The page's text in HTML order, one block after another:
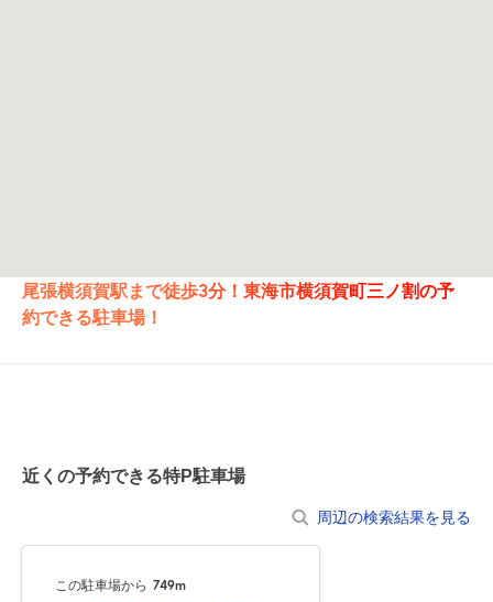
尾張横須賀駅まで徒歩3分！東海市横須賀町三ノ割の予
約できる駐車場！
近くの予約できる特P駐車場
周辺の検索結果を見る
この駐車場から 749m